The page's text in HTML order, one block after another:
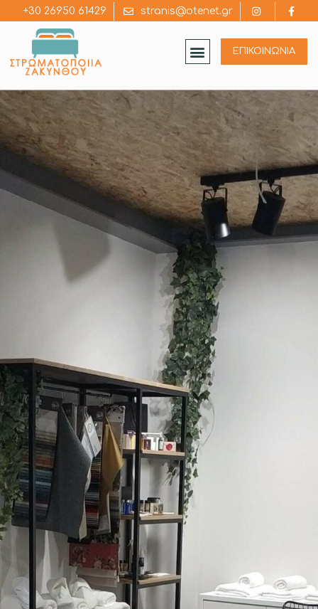
+30 26950 61429 stranis@otenet.gr
ΕΠΙΚΟΙΝΩΝΙΑ